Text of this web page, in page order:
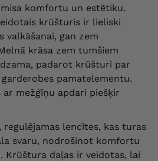
116-118 cm, nepietiekams
98-102 cm
118-120 cm
, nepietiekams
98-102 cm
120-122 cm , nepietiekams
122-124 cm, nepietiekams
98-102 cm
komfortu un estētiku.
krūšturis ir lieliski
valkāšanai, gan zem
krāsa zem tumšiem
padarot krūšturi par
pamatelementu.
ar mežģīņu apdari piešķir
lencītes, kas turas
svaru, nodrošinot komfortu
Krūštura daļas ir veidotas, lai